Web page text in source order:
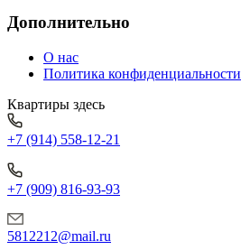
Дополнительно
О нас
Политика конфиденциальности
Квартиры здесь
+7 (914) 558-12-21
+7 (909) 816-93-93
5812212@mail.ru